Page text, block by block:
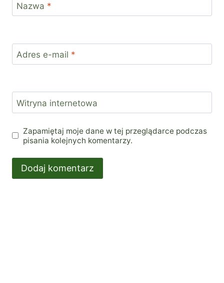
Nazwa *
Adres e-mail *
Witryna internetowa
Zapamiętaj moje dane w tej przeglądarce podczas
pisania kolejnych komentarzy.